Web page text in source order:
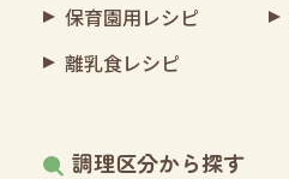
保育園用レシピ
離乳食レシピ
調理区分から探す